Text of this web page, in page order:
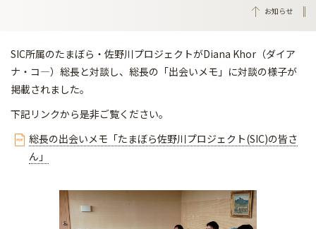
お知らせ
SIC所属のたまぼら・佐野川プロジェクトがDiana Khor（ダイア
ナ・コ―）総長と対談し、総長の「出会いメモ」に対談の様子が
掲載されました。
下記リンクから是非ご覧ください。
総長の出会いメモ「たまぼら佐野川プロジェクト(SIC)の皆さ
ん」